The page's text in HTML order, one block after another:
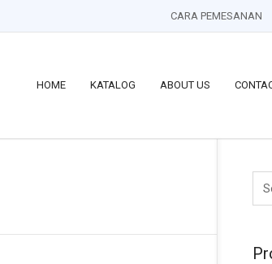
CARA PEMESANAN
HOME KATALOG ABOUT US